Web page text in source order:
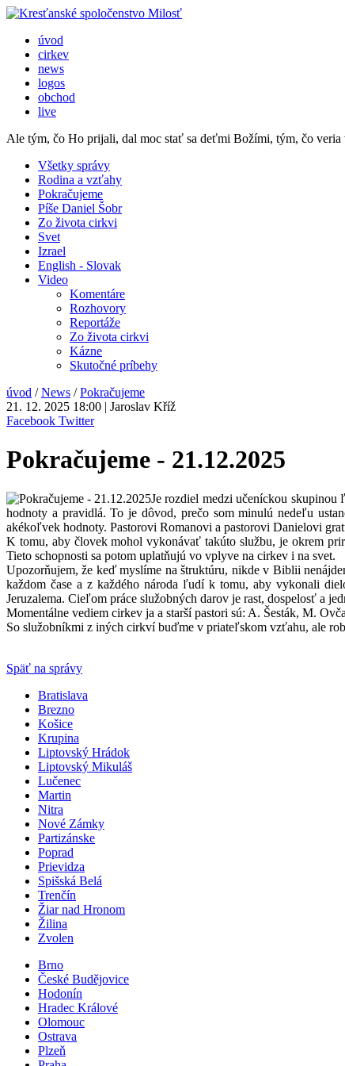
úvod
cirkev
news
logos
obchod
live
Ale tým, čo Ho prijali, dal moc stať sa deťmi Božími, tým, čo veria
Všetky správy
Rodina a vzťahy
Pokračujeme
Píše Daniel Šobr
Zo života cirkvi
Svet
Izrael
English - Slovak
Video
Komentáre
Rozhovory
Reportáže
Zo života cirkvi
Kázne
Skutočné príbehy
úvod /News /Pokračujeme
21. 12. 2025 18:00 | Jaroslav Kříž
Facebook Twitter
Pokračujeme - 21.12.2025
Je rozdiel medzi učeníckou
hodnoty a pravidlá. To je dôvod, prečo som minulú nedeľu
akékoľvek hodnoty. Pastorovi Romanovi a pastorovi Danielovi
K tomu, aby človek mohol vykonávať takúto službu, je okrem
Tieto schopnosti sa potom uplatňujú vo vplyve na cirkev i na svet.
Upozorňujem, že keď myslíme na štruktúru, nikde v Biblii
každom čase a z každého národa ľudí k tomu, aby vykonali
Jeruzalema. Cieľom práce služobných darov je rast, dospelosť a
Momentálne vediem cirkev ja a starší pastori sú: A. Šesták, M.
So služobníkmi z iných cirkví buďme v priateľskom vzťahu, ale
Späť na správy
Bratislava
Brezno
Košice
Krupina
Liptovský Hrádok
Liptovský Mikuláš
Lučenec
Martin
Nitra
Nové Zámky
Partizánske
Poprad
Prievidza
Spišská Belá
Trenčín
Žiar nad Hronom
Žilina
Zvolen
Brno
České Budějovice
Hodonín
Hradec Králové
Olomouc
Ostrava
Plzeň